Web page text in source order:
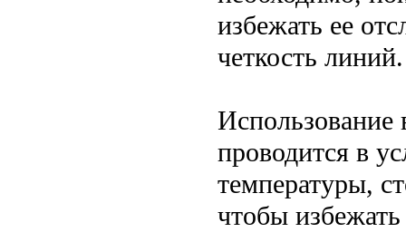
избежать ее
четкость линий.
Использование
проводится в
температуры,
чтобы